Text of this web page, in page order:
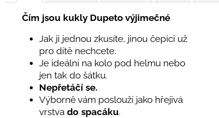
Čím jsou kukly Dupeto výjimečné
Jak ji jednou zkusíte, jinou čepici už
pro dítě nechcete.
Je ideální na kolo pod helmu nebo
jen tak do šátku.
Nepřetáčí se.
Výborně vám poslouží jako hřejivá
vrstva do spacáku.